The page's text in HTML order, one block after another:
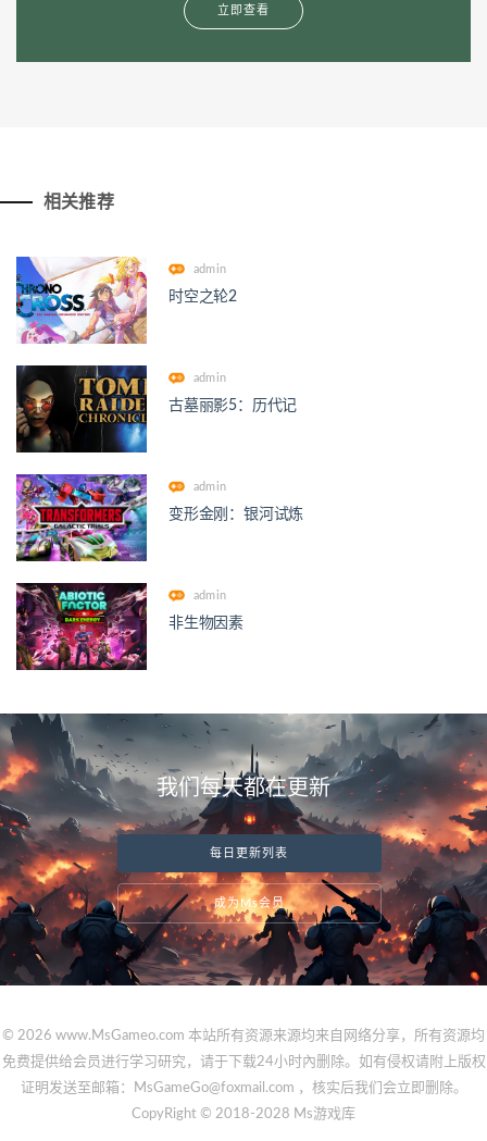
立即查看
相关推荐
admin
时空之轮2
admin
古墓丽影5：历代记
admin
变形金刚：银河试炼
admin
非生物因素
我们每天都在更新
每日更新列表
成为Ms会员
© 2026 www.MsGameo.com 本站所有资源来源均来自网络分享，所有资源均
免费提供给会员进行学习研究，请于下载24小时內删除。如有侵权请附上版权
证明发送至邮箱：MsGameGo@foxmail.com ，核实后我们会立即删除。
CopyRight © 2018-2028 Ms游戏库